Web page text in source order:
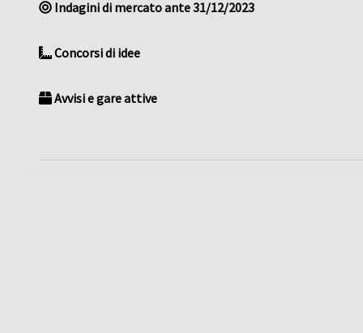
Indagini di mercato ante 31/12/2023
Concorsi di idee
Avvisi e gare attive